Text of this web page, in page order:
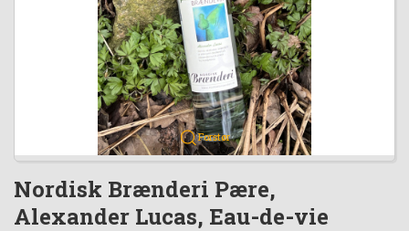
Forstør
Nordisk Brænderi Pære,
Alexander Lucas, Eau-de-vie